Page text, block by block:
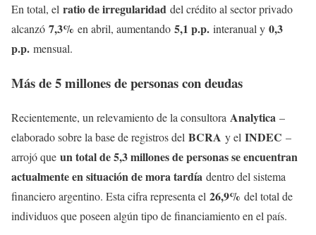
En total, el ratio de irregularidad del crédito al sector privado
alcanzó 7,3% en abril, aumentando 5,1 p.p. interanual y 0,3
p.p. mensual.
Más de 5 millones de personas con deudas
Recientemente, un relevamiento de la consultora Analytica –
elaborado sobre la base de registros del BCRA y el INDEC –
arrojó que un total de 5,3 millones de personas se encuentran
actualmente en situación de mora tardía dentro del sistema
financiero argentino. Esta cifra representa el 26,9% del total de
individuos que poseen algún tipo de financiamiento en el país.